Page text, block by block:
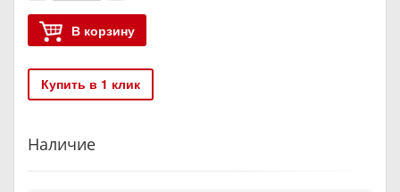
В корзину
Купить в 1 клик
Наличие